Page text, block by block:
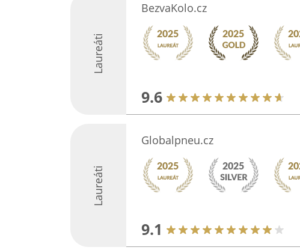
Laureáti
BezvaKolo.cz
9.6
Laureáti
Globalpneu.cz
9.1